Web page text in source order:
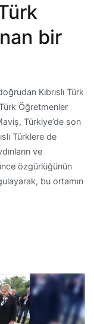
bir
Kıbrıslı Türk
Öğretmenler
Türkiye’de son
Türklere de
ve
özgürlüğünün
bu ortamın